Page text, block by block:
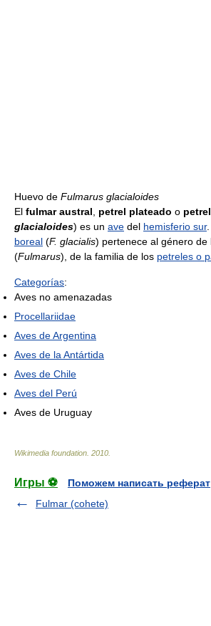
Huevo de Fulmarus glacialoides
El fulmar austral petrel plateado o
glacialoides) es un ave del hemisferio sur
boreal (F. glacialis) pertenece al género de
(Fulmarus), de la familia de los petreles o
Categorías:
Aves no amenazadas
Procellariidae
Aves de Argentina
Aves de la Antártida
Aves de Chile
Aves del Perú
Aves de Uruguay
Wikimedia foundation 2010
Игры ⚽
Поможем написать реферат
Fulmar (cohete)